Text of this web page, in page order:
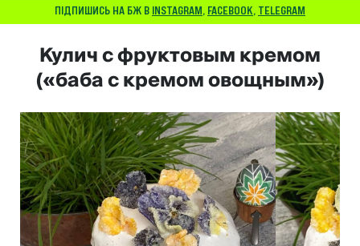
ПІДПИШИСЬ НА БЖ В INSTAGRAM, FACEBOOK, TELEGRAM
Кулич с фруктовым кремом
(«баба с кремом овощным»)